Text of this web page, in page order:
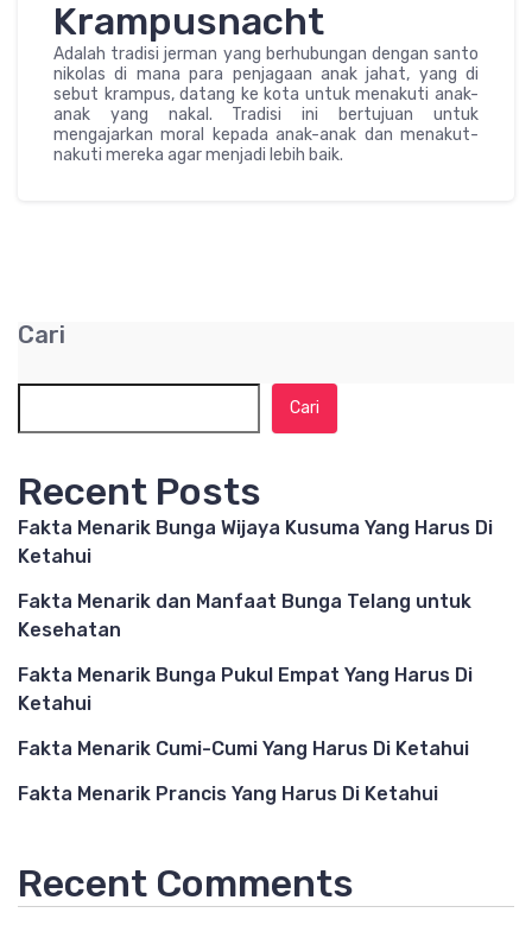
Krampusnacht
Adalah tradisi jerman yang berhubungan dengan santo
nikolas di mana para penjagaan anak jahat, yang di
sebut krampus, datang ke kota untuk menakuti anak-
anak yang nakal. Tradisi ini bertujuan untuk
mengajarkan moral kepada anak-anak dan menakut-
nakuti mereka agar menjadi lebih baik.
Cari
Cari
Recent Posts
Fakta Menarik Bunga Wijaya Kusuma Yang Harus Di
Ketahui
Fakta Menarik dan Manfaat Bunga Telang untuk
Kesehatan
Fakta Menarik Bunga Pukul Empat Yang Harus Di
Ketahui
Fakta Menarik Cumi-Cumi Yang Harus Di Ketahui
Fakta Menarik Prancis Yang Harus Di Ketahui
Recent Comments